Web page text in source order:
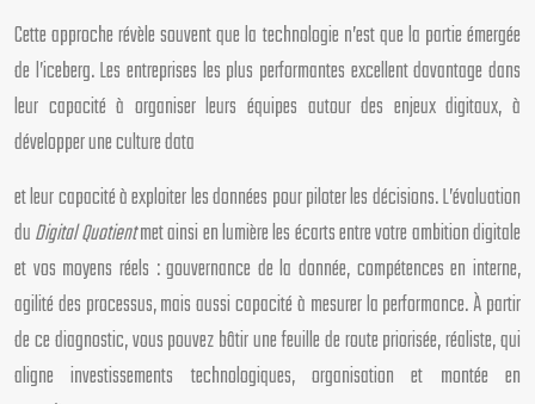
Cette approche révèle souvent que la technologie n’est que la partie émergée
de l’iceberg. Les entreprises les plus performantes excellent davantage dans
leur capacité à organiser leurs équipes autour des enjeux digitaux, à
développer une culture data
et leur capacité à exploiter les données pour piloter les décisions. L’évaluation
duDigital Quotientmet ainsi en lumière les écarts entre votre ambition digitale
et vos moyens réels : gouvernance de la donnée, compétences en interne,
agilité des processus, mais aussi capacité à mesurer la performance. À partir
de ce diagnostic, vous pouvez bâtir une feuille de route priorisée, réaliste, qui
aligne investissements technologiques, organisation et montée en